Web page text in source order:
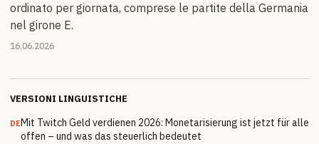
ordinato per giornata, comprese le partite della Germania
nel girone E.
16.06.2026
VERSIONI LINGUISTICHE
DEMit Twitch Geld verdienen 2026: Monetarisierung ist jetzt für alle
offen – und was das steuerlich bedeutet